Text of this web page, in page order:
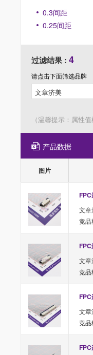
0.3间距
0.25间距
过滤结果 : 4
请点击下面筛选品牌
（温馨提示：属性
产品数据
图片
文
竞
文
竞
文
竞